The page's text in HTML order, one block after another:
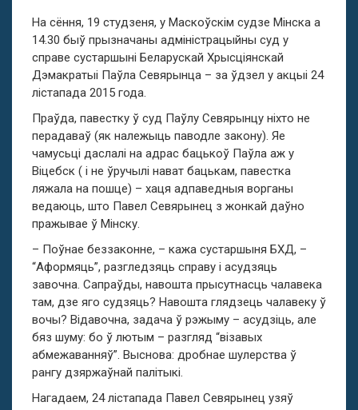
На сёння, 19 студзеня, у Маскоўскім судзе Мінска а
14.30 быў прызначаны адміністрацыйны суд у
справе сустаршыні Беларускай Хрысціянскай
Дэмакратыі Паўла Севярынца – за ўдзел у акцыі 24
лістапада 2015 года.
Праўда, павестку ў суд Паўлу Севярынцу ніхто не
перадаваў (як належыць паводле закону). Яе
чамусьці даслалі на адрас бацькоў Паўла аж у
Віцебск ( і не ўручылі нават бацькам, павестка
ляжала на пошце) – хаця адпаведныя ворганы
ведаюць, што Павел Севярынец з жонкай даўно
пражывае ў Мінску.
– Поўнае беззаконне, – кажа сустаршыня БХД, –
“Аформяць”, разгледзяць справу і асудзяць
завочна. Сапраўды, навошта прысутнасць чалавека
там, дзе яго судзяць? Навошта глядзець чалавеку ў
вочы? Відавочна, задача ў рэжыму – асудзіць, але
бяз шуму: бо ў лютым – разгляд “візавых
абмежаванняў”. Выснова: дробнае шулерства ў
рангу дзяржаўнай палітыкі.
Нагадаем, 24 лістапада Павел Севярынец узяў